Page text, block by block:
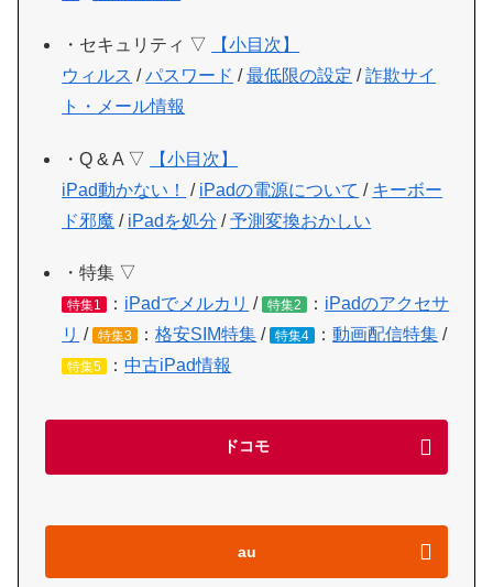
・セキュリティ ▽
【小目次】
ウィルス /パスワード /最低限の設定 /詐欺サイ
ト・メール情報
・Q & A ▽
【小目次】
iPad動かない！
/ iPadの電源について / キーボー
ド邪魔 / iPadを処分 /予測変換おかしい
・特集 ▽
特集1 ： iPadでメルカリ / 特集2 ： iPadのアクセサ
リ / 特集3 ：格安SIM特集 / 特集4 ：動画配信特集 /
特集5 ：中古iPad情報
ドコモ
au